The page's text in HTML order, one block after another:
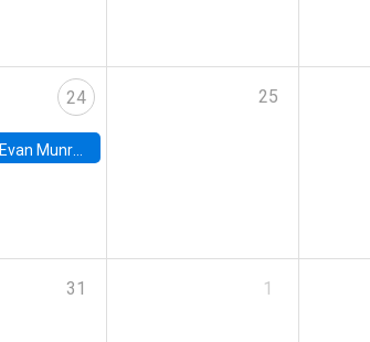
24
Evan Munro, Neyman Visiting Assistant Professor in the Department of Statistics at UC Berkeley
25
31 1